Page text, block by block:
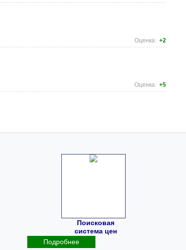
Оценка: +2
Оценка: +5
Поисковая
система цен
Подробнее